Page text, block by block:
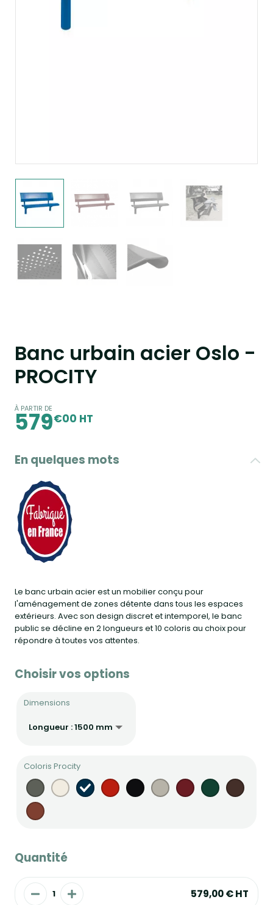
Banc urbain acier Oslo -
PROCITY
À PARTIR DE
579€00 HT
En quelques mots
Le banc urbain acier est un mobilier conçu pour
l'aménagement de zones détente dans tous les espaces
extérieurs. Avec son design discret et intemporel, le banc
public se décline en 2 longueurs et 10 coloris au choix pour
répondre à toutes vos attentes.
Choisir vos options
Dimensions
Coloris Procity
Quantité
579,00 €HT